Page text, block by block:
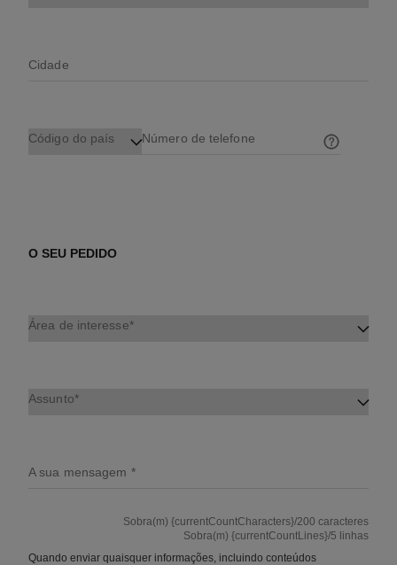
Cidade
Código do país Número de telefone
O SEU PEDIDO
Área de interesse
Assunto
A sua mensagem
Sobra(m) {currentCountCharacters}/200 caracteres
Sobra(m) {currentCountLines}/5 linhas
Quando enviar quaisquer informações, incluindo conteúdos